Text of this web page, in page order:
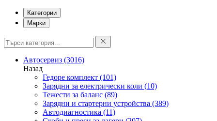
Категории
Марки
Автосервиз (3016)
Назад
Гедоре комплект (101)
Зарядни за електрически коли (10)
Тежести за баланс (89)
Зарядни и стартерни устройства (389)
Автодиагностика (11)